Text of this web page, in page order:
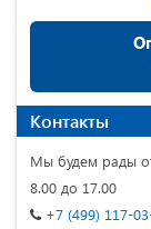
Контакты
Мы будем рады
8.00 до 17.00
+7 (499) 117-